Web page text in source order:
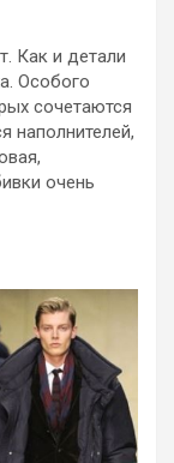
Как и детали
Особого
сочетаются
наполнителей,
очень